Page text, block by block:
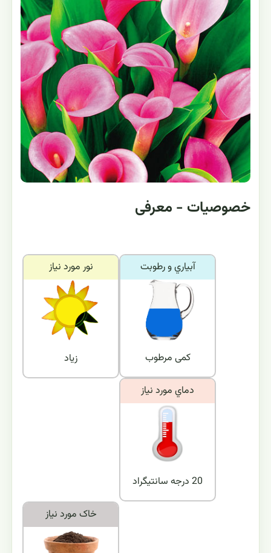
خصوصیات - معرفی
نور مورد نياز
زیاد
آبياري و رطوبت
کمی مرطوب
دماي مورد نياز
20 درجه سانتیگراد
خاک مورد نياز